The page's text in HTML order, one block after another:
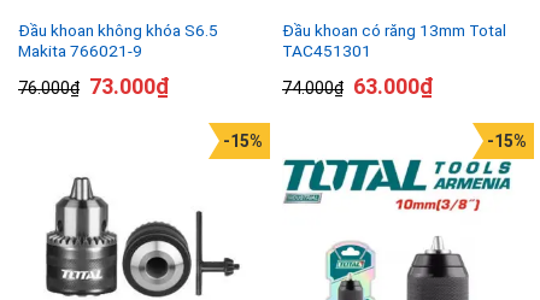
Đầu khoan không khóa S6.5
Makita 766021-9
76.000₫ 73.000₫
Đầu khoan có răng 13mm Total
TAC451301
74.000₫ 63.000₫
-15% -15%